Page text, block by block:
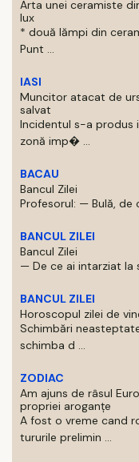
Arta unei ceramiste
lux
* două lămpi din
Punt ...
IASI
Muncitor atacat de
salvat
Incidentul s-a produs
zonă imp� ...
BACAU
Bancul Zilei
Profesorul: — Bulă, de
BANCUL ZILEI
Bancul Zilei
— De ce ai intarziat la
BANCUL ZILEI
Horoscopul zilei de
Schimbări
schimba d ...
ZODIAC
Am ajuns de râsul
propriei aroganțe
A fost o vreme cand
tururile prelimin ...